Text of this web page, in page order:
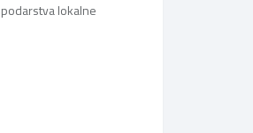
lokalne